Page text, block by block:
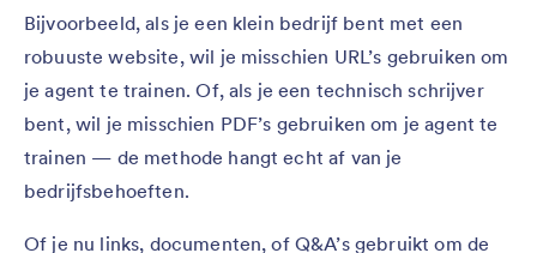
Bijvoorbeeld, als je een klein bedrijf bent met een
robuuste website, wil je misschien URL’s gebruiken om
je agent te trainen. Of, als je een technisch schrijver
bent, wil je misschien PDF’s gebruiken om je agent te
trainen — de methode hangt echt af van je
bedrijfsbehoeften.
Of je nu links, documenten, of Q&A’s gebruikt om de